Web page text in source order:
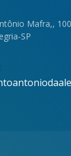
Mafra,,
SP